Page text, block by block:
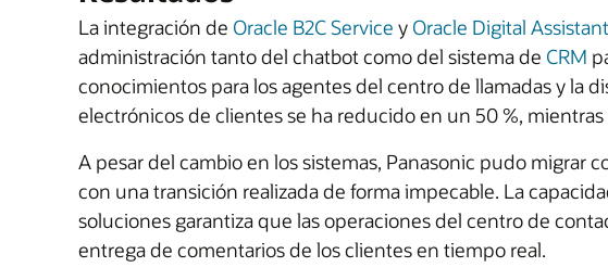
La integración de Oracle B2C Service y Oracle Digital Assistant
administración tanto del chatbot como del sistema de CRM
conocimientos para los agentes del centro de llamadas y la
electrónicos de clientes se ha reducido en un 50 %,
A pesar del cambio en los sistemas, Panasonic pudo migrar
con una transición realizada de forma impecable. La
soluciones garantiza que las operaciones del centro de
entrega de comentarios de los clientes en tiempo real.